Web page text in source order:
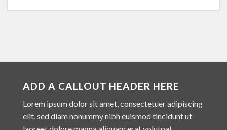
ADD A CALLOUT HEADER HERE
Lorem ipsum dolor sit amet, consectetuer adipiscing
elit, sed diam nonummy nibh euismod tincidunt ut